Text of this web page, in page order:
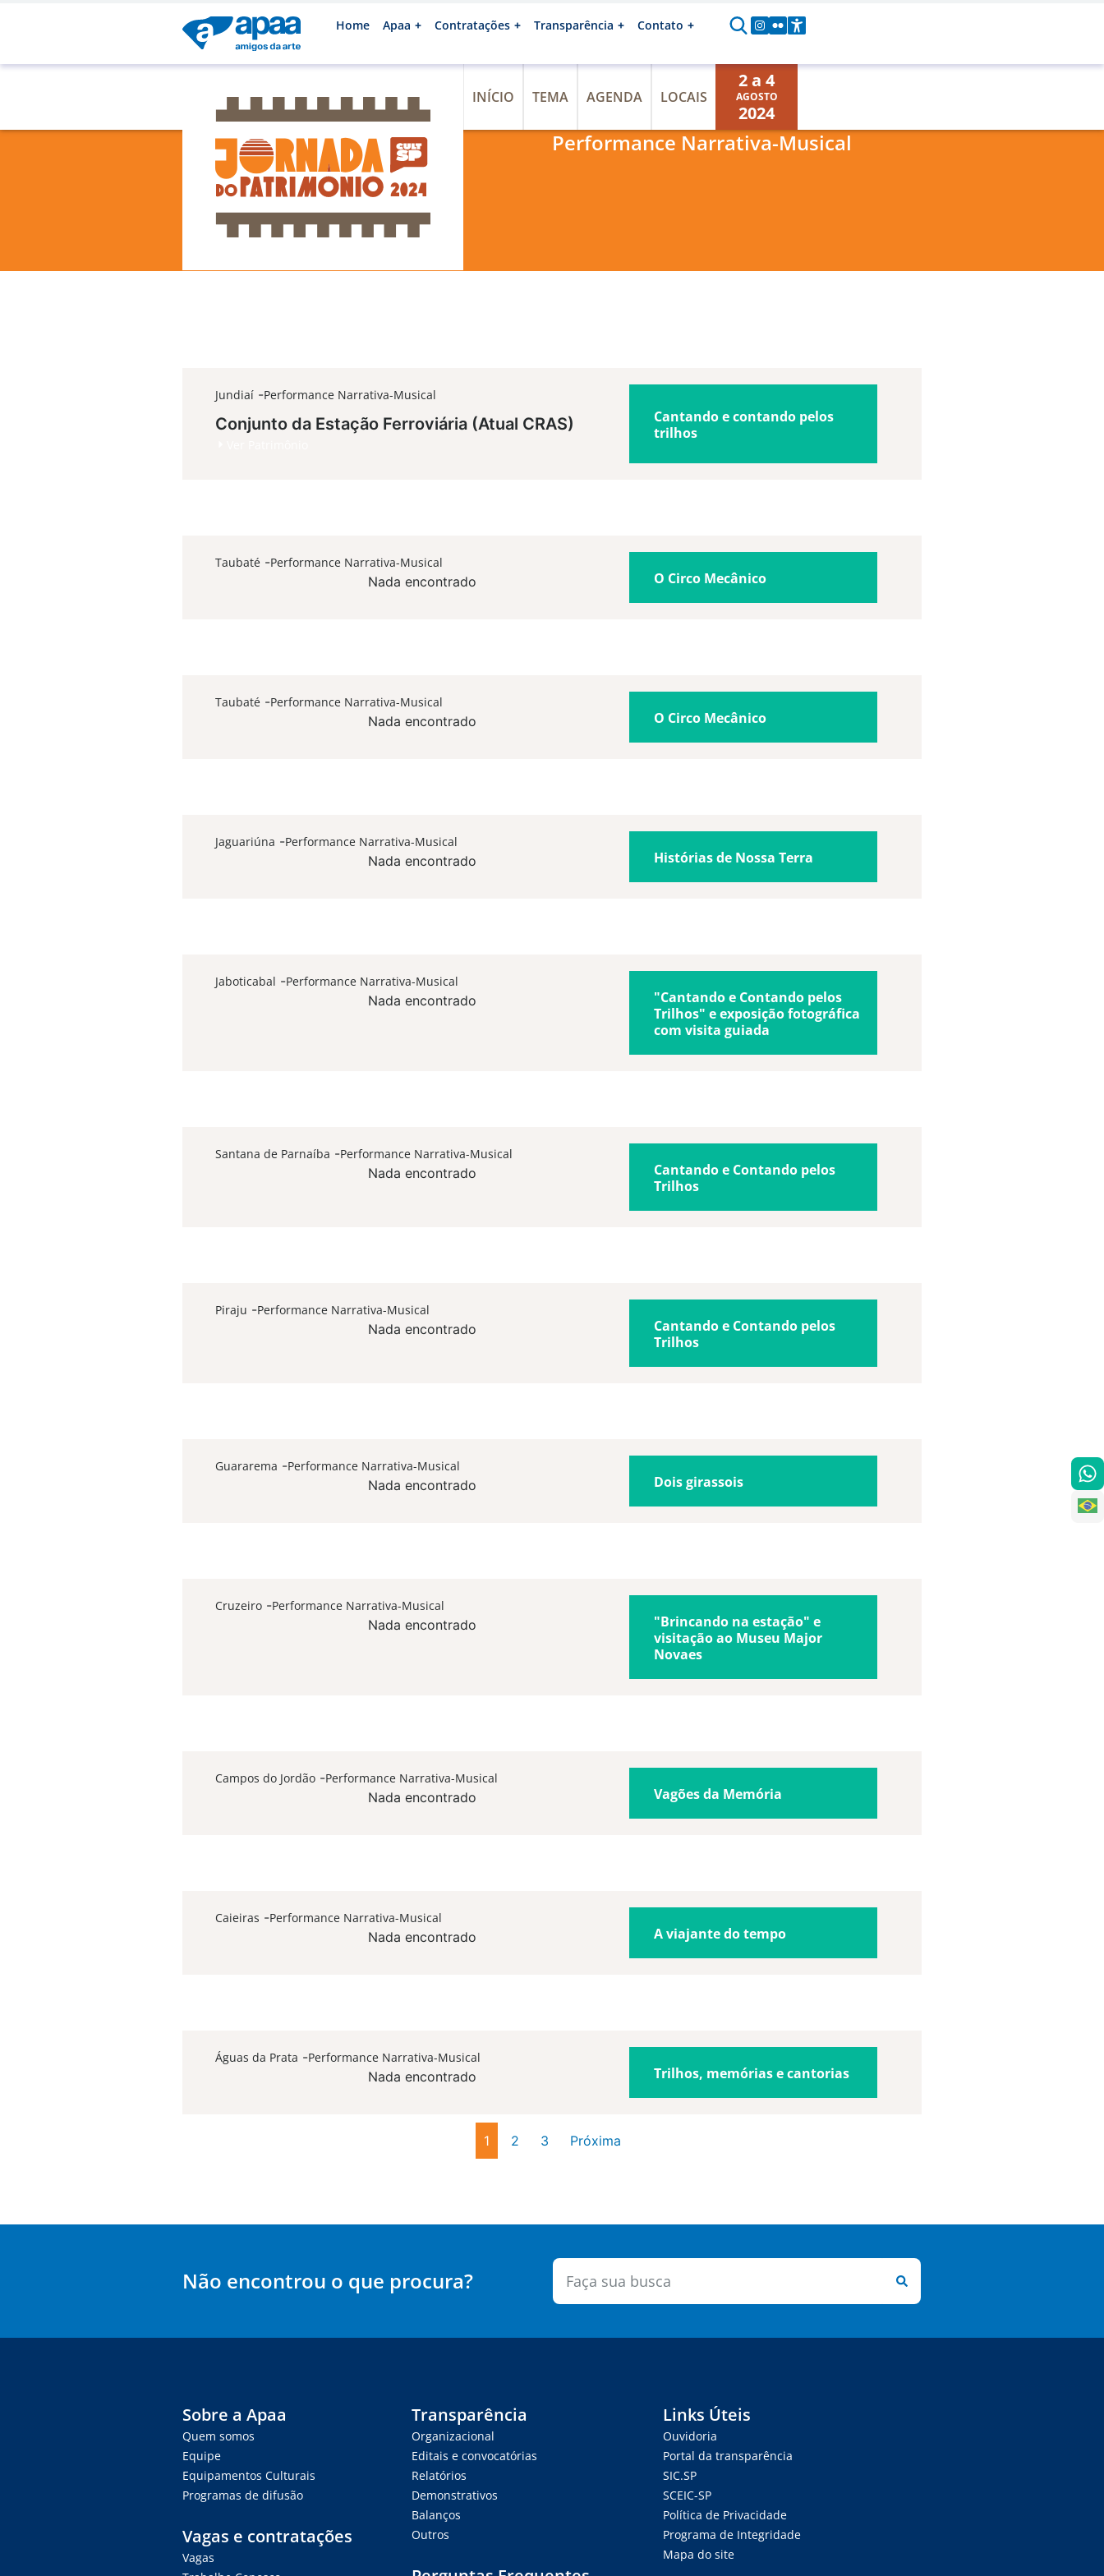
Home Apaa Contratações Transparência Contato
INÍCIO TEMA AGENDA LOCAIS
2 a 4
AGOSTO
2024
Performance Narrativa-Musical
Jundiaí -Performance Narrativa-Musical
Conjunto da Estação Ferroviária (Atual CRAS)
Cantando e contando pelos
trilhos
Taubaté -Performance Narrativa-Musical
Nada encontrado O Circo Mecânico
Taubaté -Performance Narrativa-Musical
Nada encontrado O Circo Mecânico
Jaguariúna -Performance Narrativa-Musical
Nada encontrado Histórias de Nossa Terra
Jaboticabal -Performance Narrativa-Musical
Nada encontrado
"Cantando e Contando pelos
Trilhos" e exposição fotográfica
com visita guiada
Santana de Parnaíba -Performance Narrativa-Musical
Nada encontrado
Cantando e Contando pelos
Trilhos
Piraju -Performance Narrativa-Musical
Nada encontrado
Cantando e Contando pelos
Trilhos
Guararema -Performance Narrativa-Musical
Nada encontrado Dois girassois
Cruzeiro -Performance Narrativa-Musical
Nada encontrado
"Brincando na estação" e
visitação ao Museu Major
Novaes
Campos do Jordão -Performance Narrativa-Musical
Nada encontrado Vagões da Memória
Caieiras -Performance Narrativa-Musical
Nada encontrado A viajante do tempo
Águas da Prata -Performance Narrativa-Musical
Nada encontrado Trilhos, memórias e cantorias
1 2 3 Próxima
Não encontrou o que procura?
Sobre a Apaa
Quem somos
Equipe
Equipamentos Culturais
Programas de difusão
Vagas e contratações
Vagas
Transparência
Organizacional
Editais e convocatórias
Relatórios
Demonstrativos
Balanços
Outros
Links Úteis
Ouvidoria
Portal da transparência
SIC.SP
SCEIC-SP
Política de Privacidade
Programa de Integridade
Mapa do site